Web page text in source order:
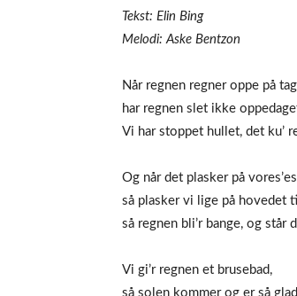
Tekst: Elin Bing
Melodi: Aske Bentzon
Når regnen regner oppe på
har regnen slet ikke
Vi har stoppet hullet, det ku’
Og når det plasker på
så plasker vi lige på hovedet
så regnen bli’r bange, og står
Vi gi’r regnen et brusebad,
så solen kommer og er så